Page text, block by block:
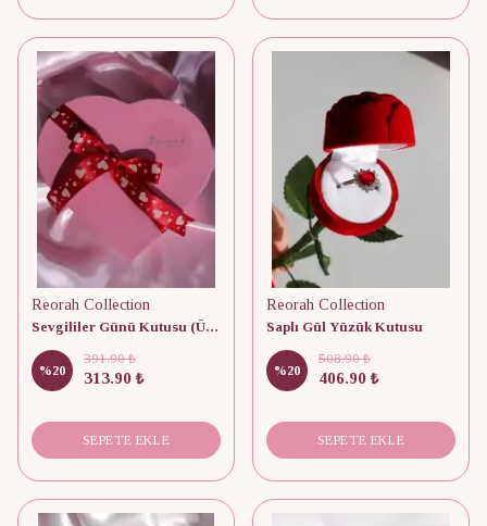
Reorah Collection
Sevgililer Günü Kutusu (Ürün Dahil Değildir)
%20
391.90 ₺
313.90 ₺
SEPETE EKLE
Reorah Collection
Saplı Gül Yüzük Kutusu
%20
508.90 ₺
406.90 ₺
SEPETE EKLE